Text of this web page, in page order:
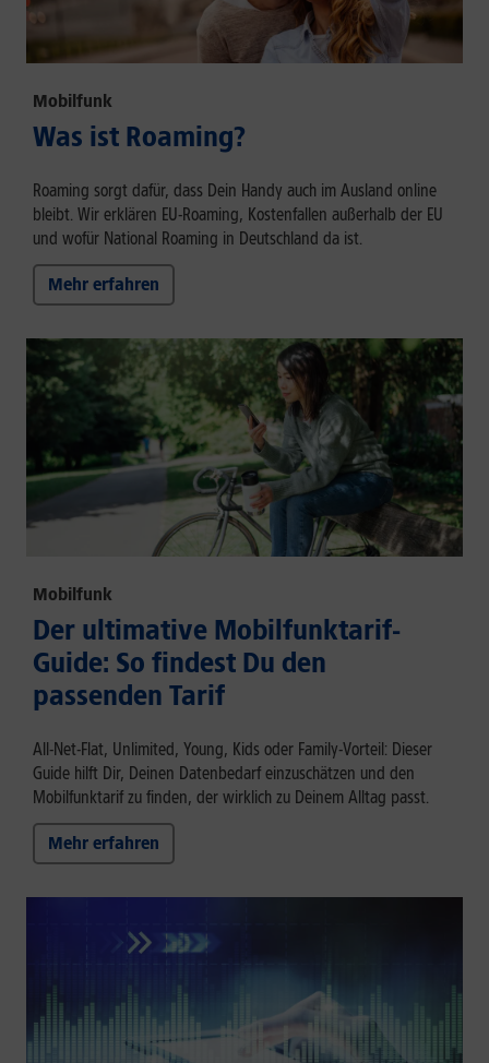
Mobilfunk
Was ist Roaming?
Roaming sorgt dafür, dass Dein Handy auch im Ausland online
bleibt. Wir erklären EU-Roaming, Kostenfallen außerhalb der EU
und wofür National Roaming in Deutschland da ist.
Mehr erfahren
Mobilfunk
Der ultimative Mobilfunktarif-
Guide: So findest Du den
passenden Tarif
All-Net-Flat, Unlimited, Young, Kids oder Family-Vorteil: Dieser
Guide hilft Dir, Deinen Datenbedarf einzuschätzen und den
Mobilfunktarif zu finden, der wirklich zu Deinem Alltag passt.
Mehr erfahren